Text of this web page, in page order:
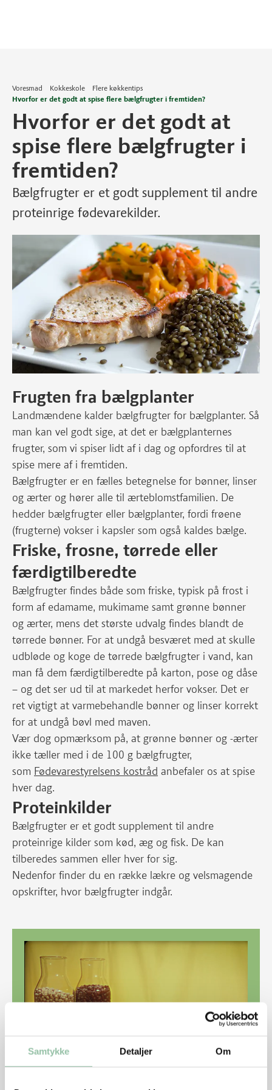
Samtykke Detaljer Om
Voresmad Kokkeskole
Flere køkkentips
Hvorfor er det godt at spise flere bælgfrugter i fremtiden?
Hvorfor er det godt at
spise flere bælgfrugter i
fremtiden?
Bælgfrugter er et godt supplement til andre
proteinrige fødevarekilder.
Frugten fra bælgplanter
Landmændene kalder bælgfrugter for bælgplanter. Så
man kan vel godt sige, at det er bælgplanternes
frugter, som vi spiser lidt af i dag og opfordres til at
spise mere af i fremtiden.
Bælgfrugter er en fælles betegnelse for bønner, linser
og ærter og hører alle til ærteblomstfamilien. De
hedder bælgfrugter eller bælgplanter, fordi frøene
(frugterne) vokser i kapsler som også kaldes bælge.
Friske, frosne, tørrede eller
færdigtilberedte
Bælgfrugter findes både som friske, typisk på frost i
form af edamame, mukimame samt grønne bønner
og ærter, mens det største udvalg findes blandt de
tørrede bønner. For at undgå besværet med at skulle
udbløde og koge de tørrede bælgfrugter i vand, kan
man få dem færdigtilberedte på karton, pose og dåse
– og det ser ud til at markedet herfor vokser. Det er
ret vigtigt at varmebehandle bønner og linser korrekt
for at undgå bøvl med maven.
Vær dog opmærksom på, at grønne bønner og -ærter
ikke tæller med i de 100 g bælgfrugter,
som Fødevarestyrelsens kostråd anbefaler os at spise
hver dag.
Proteinkilder
Bælgfrugter er et godt supplement til andre
proteinrige kilder som kød, æg og fisk. De kan
tilberedes sammen eller hver for sig.
Nedenfor finder du en række lækre og velsmagende
opskrifter, hvor bælgfrugter indgår.